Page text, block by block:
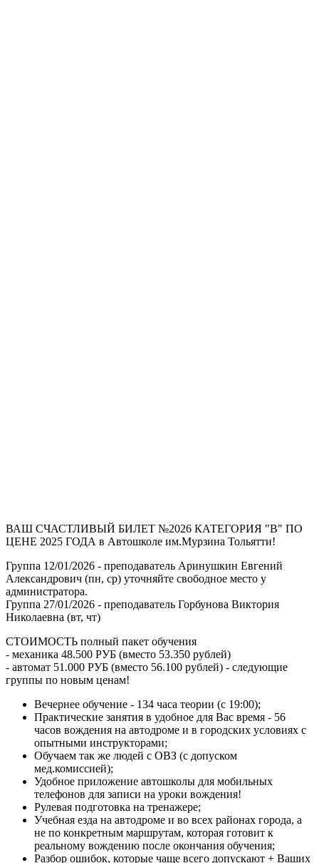
ВАШ СЧАСТЛИВЫЙ БИЛЕТ №2026 КАТЕГОРИЯ "В" ПО
ЦЕНЕ 2025 ГОДА в Автошколе им.Мурзина Тольятти!
Группа 12/01/2026 - преподаватель Аринушкин Евгений
Александрович (пн, ср) уточняйте свободное место у
администратора.
Группа 27/01/2026 - преподаватель Горбунова Виктория
Николаевна (вт, чт)
СТОИМОСТЬ полный пакет обучения
- механика 48.500 РУБ (вместо 53.350 рублей)
- автомат 51.000 РУБ (вместо 56.100 рублей) - следующие
группы по новым ценам!
Вечернее обучение - 134 часа теории (с 19:00);
Практические занятия в удобное для Вас время - 56
часов вождения на автодроме и в городских условиях с
опытными инструкторами;
Обучаем так же людей с ОВЗ (с допуском
мед.комиссией);
Удобное приложение автошколы для мобильных
телефонов для записи на уроки вождения!
Рулевая подготовка на тренажере;
Учебная езда на автодроме и во всех районах города, а
не по конкретным маршрутам, которая готовит к
реальному вождению после окончания обучения;
Разбор ошибок, которые чаще всего допускают + Ваших